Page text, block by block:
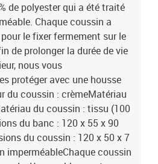
de polyester qui a été traité
Chaque coussin a
le fixer fermement sur le
de prolonger la durée de vie
nous vous
protéger avec une housse
du coussin : crèmeMatériau
du coussin : tissu (100
du banc : 120 x 55 x 90
du coussin : 120 x 50 x 7
imperméableChaque coussin